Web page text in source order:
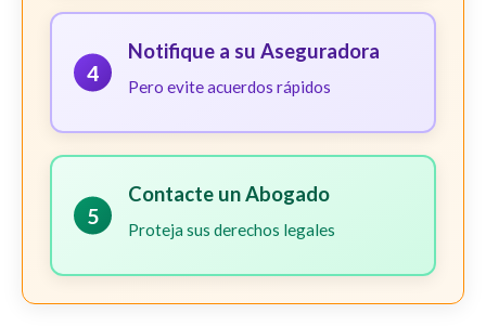
4
Notifique a su Aseguradora
Pero evite acuerdos rápidos
5
Contacte un Abogado
Proteja sus derechos legales